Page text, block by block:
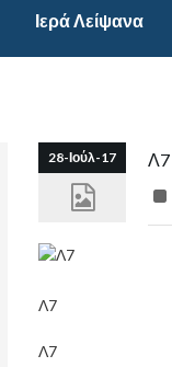
Ιερά Λείψανα
28-Ιούλ-17 Λ7
Λ7
Λ7